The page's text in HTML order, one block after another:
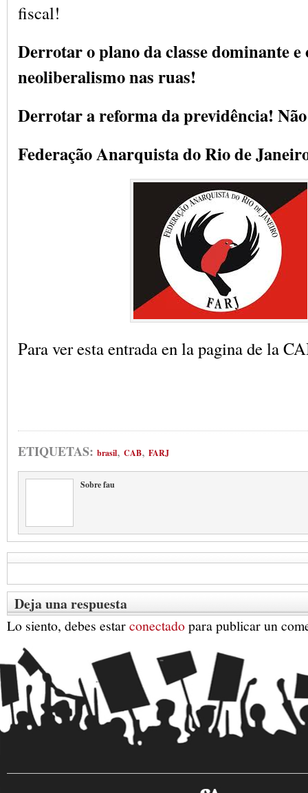
fiscal!
Derrotar o plano da classe dominante e
neoliberalismo nas ruas!
Derrotar a reforma da previdência!
Federação Anarquista do Rio de
Para ver esta entrada en la pagina de la
ETIQUETAS: brasil, CAB, FARJ
Sobre fau
Deja una respuesta
Lo siento, debes estarconectadopara publicar un